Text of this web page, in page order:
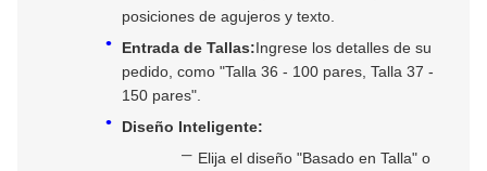
posiciones de agujeros y texto.
Entrada de Tallas:Ingrese los detalles de su
pedido, como "Talla 36 - 100 pares, Talla 37 -
150 pares".
Diseño Inteligente:
Elija el diseño "Basado en Talla" o